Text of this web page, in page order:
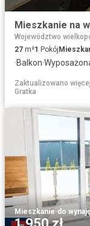
Mieszkanie na
Województwo
27 m²1 Pokój
·Balkon·
Zaktualizowano
Gratka
Mieszkanie·do